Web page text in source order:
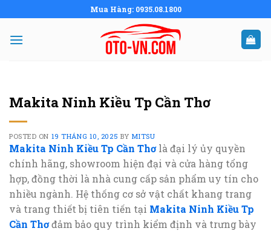
to
content
Mua Hàng: 0935.08.1800
Makita Ninh Kiều Tp Cần Thơ
POSTED ON 19 THÁNG 10, 2025 BY MITSU
Makita Ninh Kiều Tp Cần Thơlà đại lý ủy quyền
chính hãng, showroom hiện đại và cửa hàng tổng
hợp, đồng thời là nhà cung cấp sản phẩm uy tín cho
nhiều ngành. Hệ thống cơ sở vật chất khang trang
và trang thiết bị tiên tiến tại Makita Ninh Kiều Tp
Cần Thơđảm bảo quy trình kiểm định và trưng bày